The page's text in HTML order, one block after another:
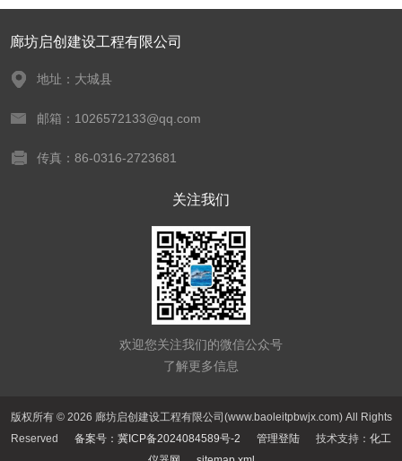
廊坊启创建设工程有限公司
地址：大城县
邮箱：1026572133@qq.com
传真：86-0316-2723681
关注我们
欢迎您关注我们的微信公众号
了解更多信息
版权所有 © 2026 廊坊启创建设工程有限公司(www.baoleitpbwjx.com) All Rights
Reserved 备案号：冀ICP备2024084589号-2 管理登陆 技术支持： 化工